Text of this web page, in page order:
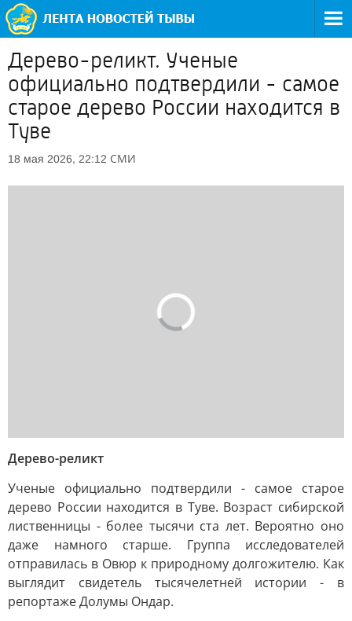
Дерево-реликт. Ученые
официально подтвердили - самое
старое дерево России находится в
Туве
18 мая 2026, 22:12 СМИ
Дерево-реликт
Ученые официально подтвердили - самое старое
дерево России находится в Туве. Возраст сибирской
лиственницы - более тысячи ста лет. Вероятно оно
даже намного старше. Группа исследователей
отправилась в Овюр к природному долгожителю. Как
выглядит свидетель тысячелетней истории - в
репортаже Долумы Ондар.